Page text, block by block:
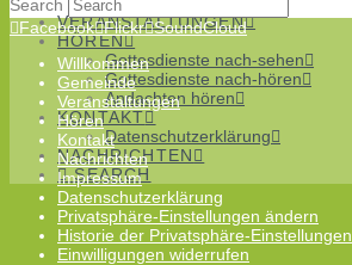
VERANSTALTUNGEN
HÖREN
Gottesdienste nach-sehen
Gottesdienste nach-hören
Andachten hören
KONTAKT
Datenschutzerklärung
NACHRICHTEN
SEARCH
Search
Facebook Flickr SoundCloud
Willkommen
Gemeinde
Veranstaltungen
Hören
Kontakt
Nachrichten
Impressum
Datenschutzerklärung
Privatsphäre-Einstellungen ändern
Historie der Privatsphäre-Einstellungen
Einwilligungen widerrufen